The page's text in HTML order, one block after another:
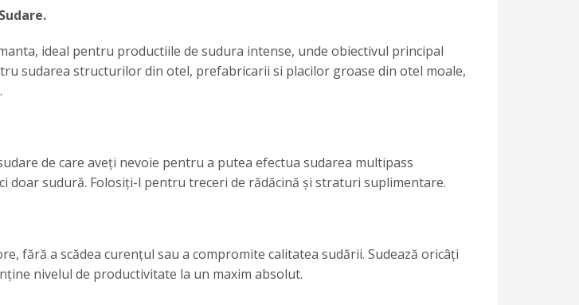
ideal pentru productiile de sudura intense, unde obiectivul principal
sudarea structurilor din otel, prefabricarii si placilor groase din otel moale,
de care aveți nevoie pentru a putea efectua sudarea multipass
doar sudură. Folosiți-l pentru treceri de rădăcină și straturi suplimentare.
fără a scădea curențul sau a compromite calitatea sudării. Sudează oricâți
nivelul de productivitate la un maxim absolut.